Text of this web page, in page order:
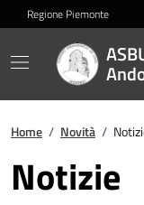
Regione Piemonte
Home / Novità /
Notizie